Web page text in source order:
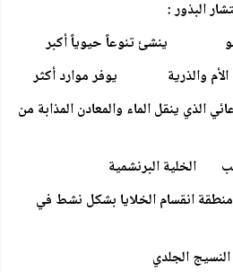
ينشئ تنوعاً حيوياً أكبر
الأم والذرية يوفر موارد أكثر
الذي ينقل الماء والمعادن المذابة من
البرنشمية
منطقة انقسام الخلايا بشكل نشط في
الجلدي